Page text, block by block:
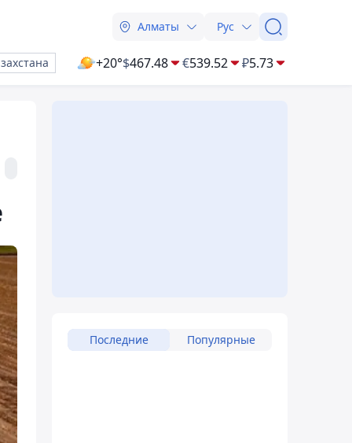
Алматы Рус
+20°$467.48 €539.52 ₽5.73
Последние Популярные